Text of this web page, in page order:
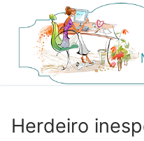
para
conteúdo
Herdeiro